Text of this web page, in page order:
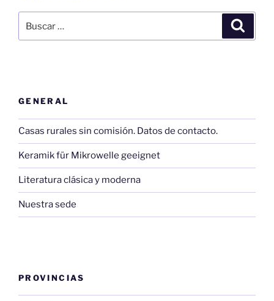
por:
GENERAL
Casas rurales sin comisión. Datos de contacto.
Keramik für Mikrowelle geeignet
Literatura clásica y moderna
Nuestra sede
PROVINCIAS